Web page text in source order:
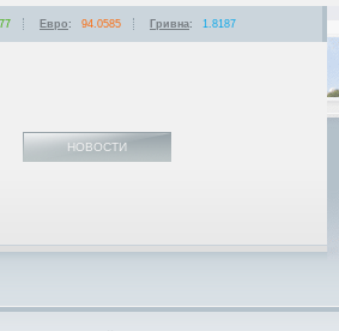
НОВОСТИ
Евро: 94.0585 Гривна: 1.8187